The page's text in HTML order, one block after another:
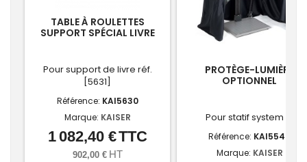
TABLE À ROULETTES
SUPPORT SPÉCIAL LIVRE
Pour support de livre réf.
[5631]
Référence: KAI5630
Marque: KAISER
Prix
1 082,40 €TTC
902,00 € HT
PROTÈGE-LUMIÈRE
OPTIONNEL
Pour statif system R1
Référence: KAI5549
Marque: KAISER